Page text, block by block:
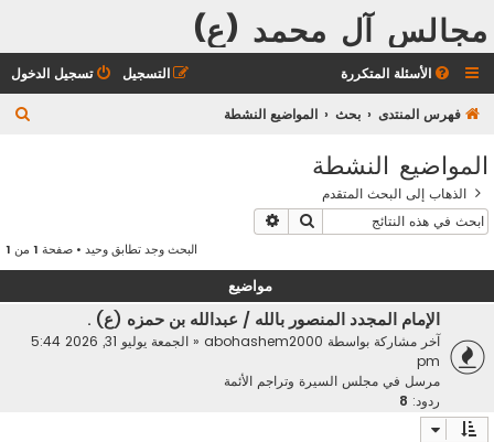
مجالس آل محمد (ع)
الأسئلة المتكررة تسجيل الدخول التسجيل
فهرس المنتدى بحث المواضيع النشطة
المواضيع النشطة
الذهاب إلى البحث المتقدم
بحث
البحث وجد تطابق وحيد • صفحة 1 من 1
مواضيع
الإمام المجدد المنصور بالله / عبدالله بن حمزه (ع) .
آخر مشاركة بواسطة abohashem2000
«
الجمعة يوليو 31, 2026 5:44
pm
مرسل في مجلس السيرة وتراجم الأئمة
ردود: 8